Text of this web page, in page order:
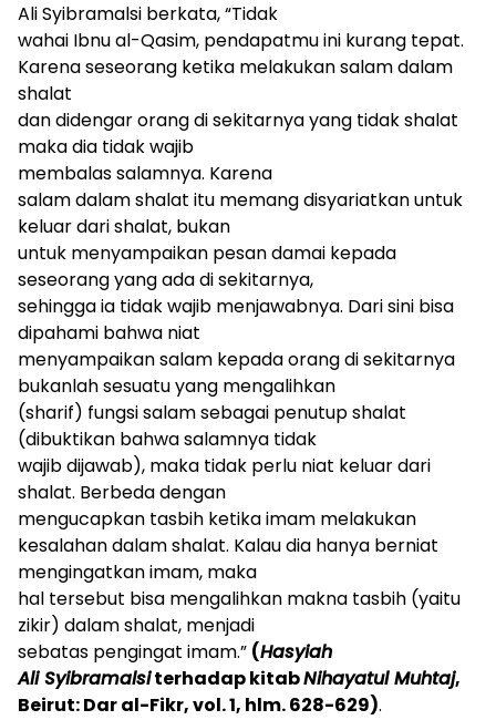
Ali Syibramalsi berkata, “Tidak
wahai Ibnual-Qasim, pendapatmu ini kurang tepat.
Karena seseorang ketika melakukan salam dalam
shalat
dan didengar orang di sekitarnya yang tidak shalat
maka dia tidak wajib
membalas salamnya. Karena
salam dalam shalat itu memang disyariatkan untuk
keluar dari shalat, bukan
untuk menyampaikan pesan damai kepada
seseorang yang ada di sekitarnya,
sehingga ia tidak wajib menjawabnya. Dari sini bisa
dipahami bahwa niat
menyampaikan salam kepada orang di sekitarnya
bukanlah sesuatu yang mengalihkan
(sharif) fungsi salam sebagai penutup shalat
(dibuktikan bahwa salamnya tidak
wajib dijawab), maka tidak perlu niat keluar dari
shalat. Berbeda dengan
mengucapkan tasbih ketika imam melakukan
kesalahan dalam shalat. Kalau dia hanya berniat
mengingatkan imam, maka
hal tersebut bisa mengalihkan makna tasbih (yaitu
zikir) dalam shalat, menjadi
sebatas pengingat imam.” (Hasyiah
Ali Syibramalsiterhadap kitabNihayatul Muhtaj,
Beirut: Dar al-Fikr, vol. 1, hlm. 628-629).